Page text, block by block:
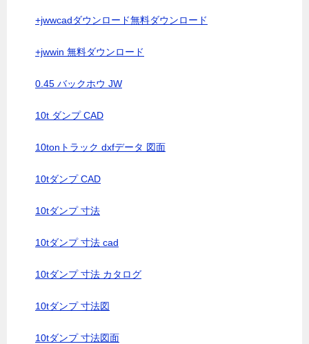
+jwwcadダウンロード無料ダウンロード
+jwwin 無料ダウンロード
0.45 バックホウ JW
10t ダンプ CAD
10tonトラック dxfデータ 図面
10tダンプ CAD
10tダンプ 寸法
10tダンプ 寸法 cad
10tダンプ 寸法 カタログ
10tダンプ 寸法図
10tダンプ 寸法図面